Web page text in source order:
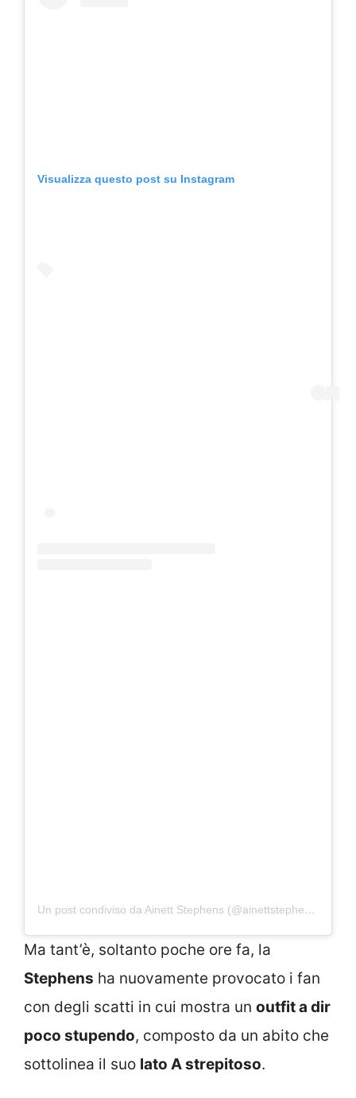
Visualizza questo post su Instagram
Un post condiviso da Ainett Stephens (@ainettstephensreal)
Ma tant’è, soltanto poche ore fa, la
Stephens ha nuovamente provocato i fan
con degli scatti in cui mostra un outfit a dir
poco stupendo, composto da un abito che
sottolinea il suo lato A strepitoso.